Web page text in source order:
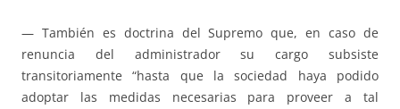
— También es doctrina del Supremo que, en caso de
renuncia del administrador su cargo subsiste
transitoriamente “hasta que la sociedad haya podido
adoptar las medidas necesarias para proveer a tal